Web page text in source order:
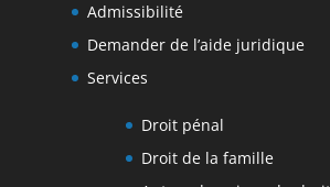
Admissibilité
Demander de l’aide juridique
Services
Droit pénal
Droit de la famille